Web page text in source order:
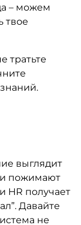
– можем
твое
тратьте
выглядит
пожимают
HR получает
Давайте
не